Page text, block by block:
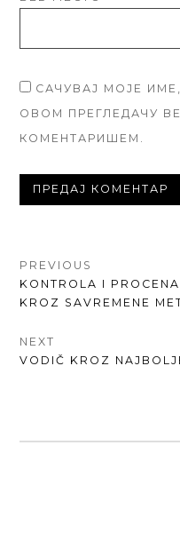
САЧУВАЈ МОЈЕ
ОВОМ ПРЕГЛЕДАЧУ
КОМЕНТАРИШЕМ.
КРЕТАЊЕ
ЧЛАНКА
PREVIOUS
PREVIOUS
POST:
KONTROLA I
KROZ SAVREMENE
NEXT
NEXT
VODIČ KROZ